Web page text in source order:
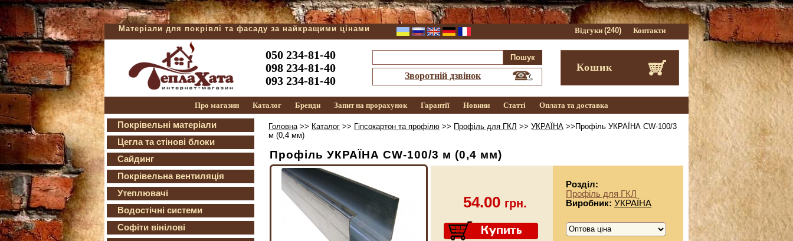
Матеріали для покрівлі та фасаду за найкращими цінами Відгуки (240) Контакти
050 234-81-40
098 234-81-40
093 234-81-40
Зворотній дзвінок
Кошик
Про магазин Каталог Бренди Запит на прорахунок Гарантії Новини Статті Оплата та доставка
Покрівельні матеріали
Цегла та стінові блоки
Сайдинг
Покрівельна вентиляція
Утеплювачі
Водостічні системи
Софіти вінілові
Головна>> Каталог >> Гіпсокартон та профілю >> Профіль для ГКЛ >> УКРАЇНА >>Профіль УКРАЇНА СW-100/3
м (0,4 мм)
Профіль УКРАЇНА СW-100/3 м (0,4 мм)
54.00 грн.
Розділ:
Профіль для ГКЛ
Виробник: УКРАЇНА